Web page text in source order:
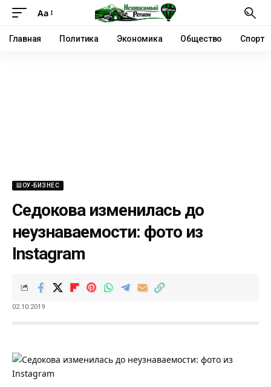
Аа
Главная Политика Экономика Общество Спорт
ШОУ-БИЗНЕС
Седокова изменилась до
неузнаваемости: фото из
Instagram
02.10.2019